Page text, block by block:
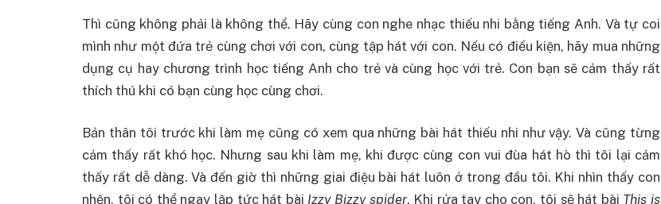
Thì cũng không phải là không thể. Hãy cùng con nghe nhạc thiếu nhi bằng tiếng Anh. Và tự coi
mình như một đứa trẻ cùng chơi với con, cùng tập hát với con. Nếu có điều kiện, hãy mua những
dụng cụ hay chương trình học tiếng Anh cho trẻ và cùng học với trẻ. Con bạn sẽ cảm thấy rất
thích thú khi có bạn cùng học cùng chơi.
Bản thân tôi trước khi làm mẹ cũng có xem qua những bài hát thiếu nhi như vậy. Và cũng từng
cảm thấy rất khó học. Nhưng sau khi làm mẹ, khi được cùng con vui đùa hát hò thì tôi lại cảm
thấy rất dễ dàng. Và đến giờ thì những giai điệu bài hát luôn ở trong đầu tôi. Khi nhìn thấy con
nhện, tôi có thể ngay lập tức hát bài Izzy Bizzy spider. Khi rửa tay cho con, tôi sẽ hát bài This is